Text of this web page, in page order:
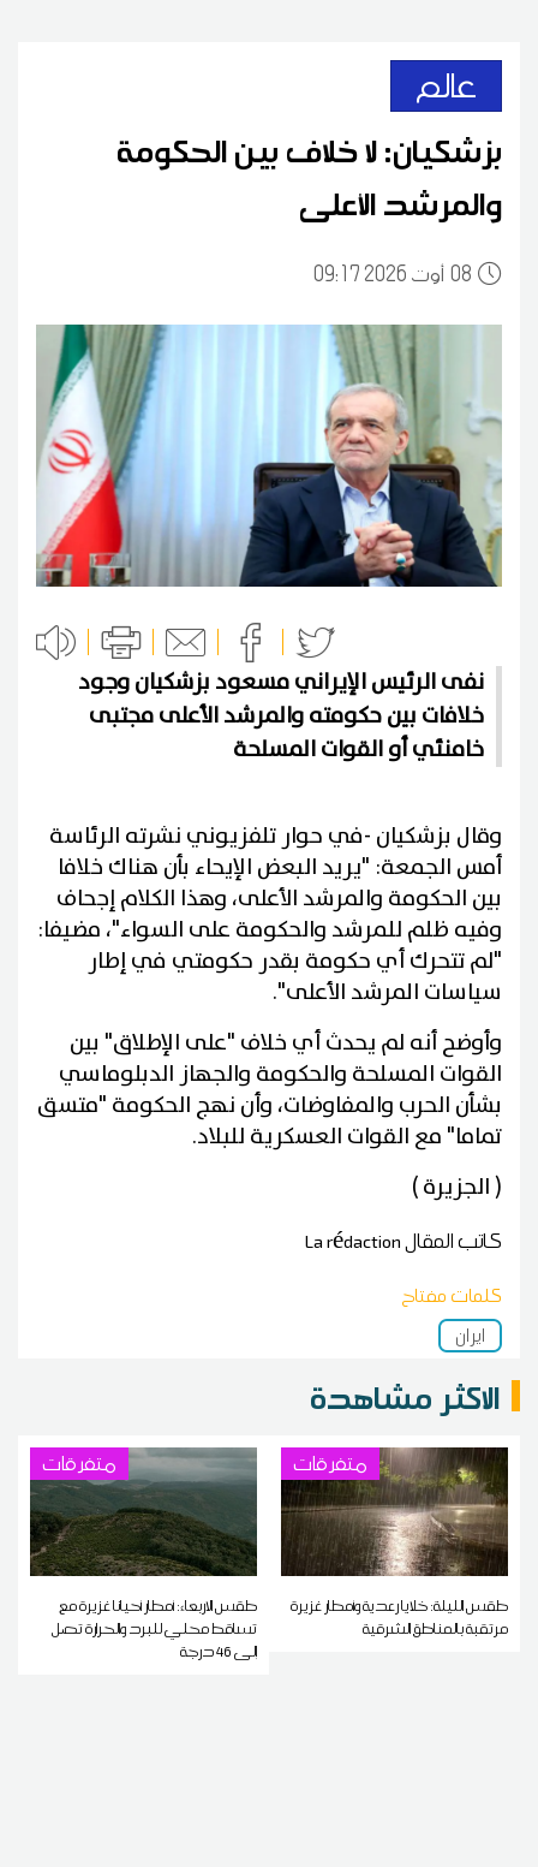
عالم
بزشكيان: لا خلاف بين الحكومة
والمرشد الأعلى
0809:17 2026 أوت
نفى الرئيس الإيراني مسعود بزشكيان وجود
خلافات بين حكومته والمرشد الأعلى مجتبى
خامنئي أو القوات المسلحة
وقال بزشكيان -في حوار تلفزيوني نشرته الرئاسة
أمس الجمعة: "يريد البعض الإيحاء بأن هناك خلافا
بين الحكومة والمرشد الأعلى، وهذا الكلام إجحاف
وفيه ظلم للمرشد والحكومة على السواء"، مضيفا:
"لم تتحرك أي حكومة بقدر حكومتي في إطار
سياسات المرشد الأعلى".
وأوضح أنه لم يحدث أي خلاف "على الإطلاق" بين
القوات المسلحة والحكومة والجهاز الدبلوماسي
بشأن الحرب والمفاوضات، وأن نهج الحكومة "متسق
تماما" مع القوات العسكرية للبلاد.
( الجزيرة )
كاتب المقالLa rédaction
كلمات مفتاح
ايران
الاكثر مشاهدة
متفرقات
طقس الليلة: خلايا رعدية وأمطار غزيرة
مرتقبة بالمناطق الشرقية
متفرقات
طقس الاربعاء: أمطار أحيانا غزيرة مع
تساقط محلي للبرد والحرارة تصل
إلى 46 درجة